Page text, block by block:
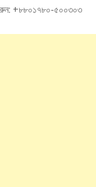
+৮৮০১৭৮০-৫০০৩০৩